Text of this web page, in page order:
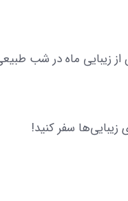
را به تماشای مجموعه‌ای از عکس‌های متنوع و
سفر کنید!